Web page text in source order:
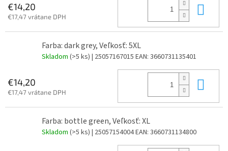
€14,20
€17,47 vrátane DPH
Farba: dark grey, Veľkosť: 5XL
Skladom (>5 ks) | 25057167015 EAN: 3660731135401
€14,20
€17,47 vrátane DPH
Farba: bottle green, Veľkosť: XL
Skladom (>5 ks) | 25057154004EAN: 3660731134800